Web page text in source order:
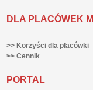
DLA PLACÓWEK
>> Korzyści dla placówki
>> Cennik
PORTAL